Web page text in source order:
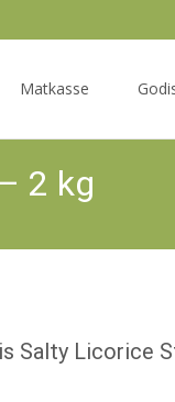
Matkasse
2 kg
Salty Licorice